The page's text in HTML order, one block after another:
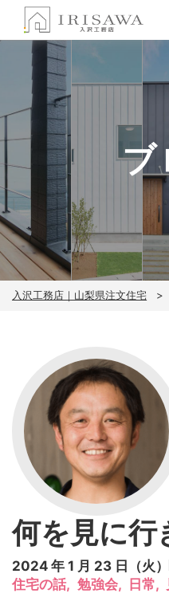
ブ
入沢工務店｜山梨県注文住宅
何を見に行
2024 年 1 月 23 日（火）
住宅の話, 勉強会, 日常,